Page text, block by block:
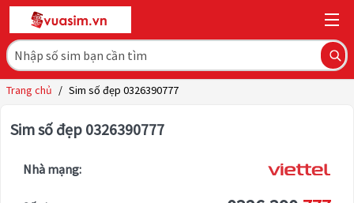
Trang chủ / Sim số đẹp 0326390777
Sim số đẹp 0326390777
Nhà mạng: